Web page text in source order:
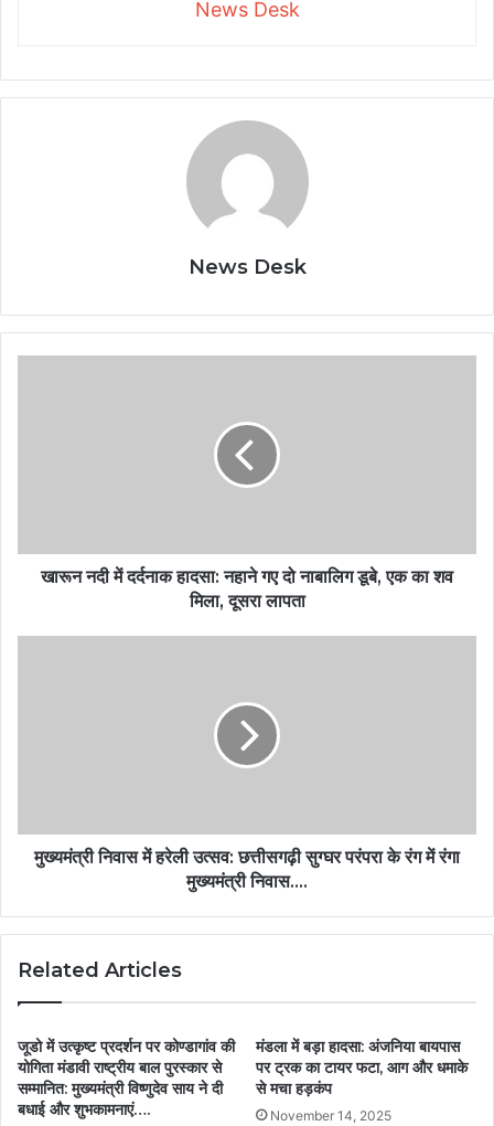
News Desk
News Desk
खारून नदी में दर्दनाक हादसा: नहाने गए दो नाबालिग डूबे, एक का शव
मिला, दूसरा लापता
मुख्यमंत्री निवास में हरेली उत्सव: छत्तीसगढ़ी सुग्घर परंपरा के रंग में रंगा
मुख्यमंत्री निवास….
Related Articles
जूडो में उत्कृष्ट प्रदर्शन पर कोण्डागांव की
योगिता मंडावी राष्ट्रीय बाल पुरस्कार से
सम्मानित: मुख्यमंत्री विष्णुदेव साय ने दी
बधाई और शुभकामनाएं….
मंडला में बड़ा हादसा: अंजनिया बायपास
पर ट्रक का टायर फटा, आग और धमाके
से मचा हड़कंप
November 14, 2025